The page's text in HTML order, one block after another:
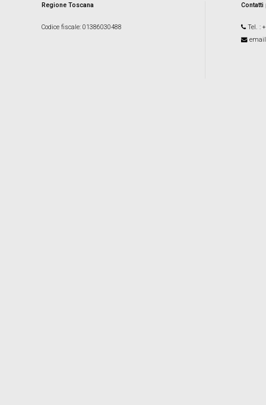
Regione Toscana
Codice fiscale: 01386030488 Tel. :
email